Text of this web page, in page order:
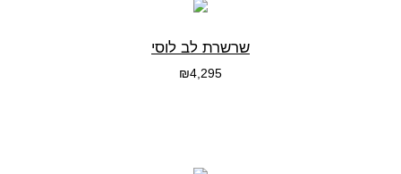
שרשרת לב לוסי
₪4,295